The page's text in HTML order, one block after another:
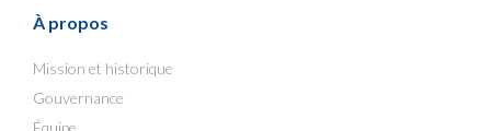
À propos
Mission et historique
Gouvernance
Équipe